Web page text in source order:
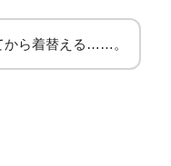
から着替える……。